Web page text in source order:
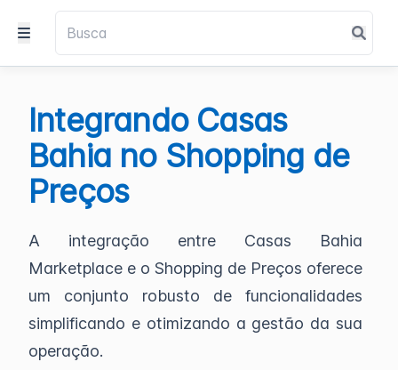
Integrando Casas
Bahia no Shopping de
Preços
A integração entre Casas Bahia
Marketplace e o Shopping de Preços oferece
um conjunto robusto de funcionalidades
simplificando e otimizando a gestão da sua
operação.